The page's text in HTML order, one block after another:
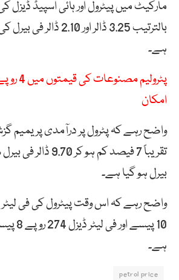
مارکیٹ میں پیٹرول اور ہائی اسپیڈ ڈیزل
بالترتیب 3.25 ڈالر اور
ہے۔
پٹرولیم
امکان
واضح رہے کہ پٹرول پر درآمدی پریمیم
بیرل ہو گیا ہے۔
10 پیسے
ہے۔
petrol price